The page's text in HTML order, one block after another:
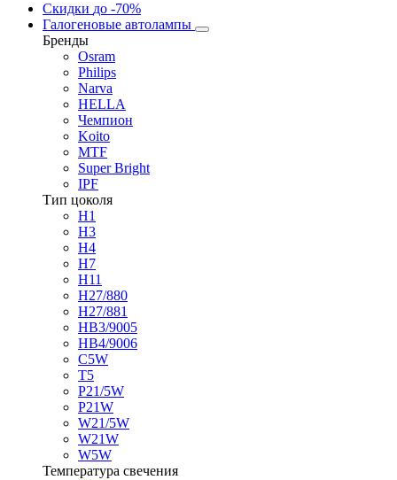
Скидки до -70%
Галогеновые автолампы
Бренды
Osram
Philips
Narva
HELLA
Чемпион
Koito
MTF
Super Bright
IPF
Тип цоколя
H1
H3
H4
H7
H11
H27/880
H27/881
HB3/9005
HB4/9006
C5W
T5
P21/5W
P21W
W21/5W
W21W
W5W
Температура свечения